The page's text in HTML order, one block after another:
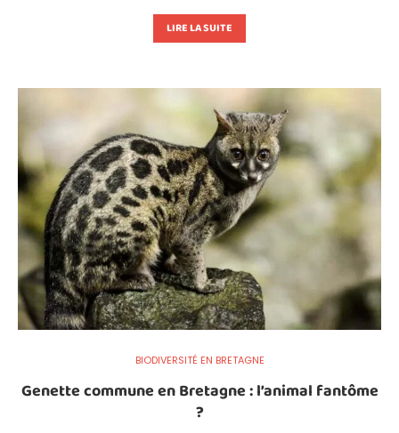
LIRE LA SUITE
BIODIVERSITÉ EN BRETAGNE
Genette commune en Bretagne : l’animal fantôme
?